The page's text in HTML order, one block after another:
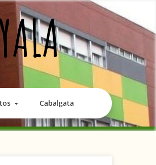
Cabalgata